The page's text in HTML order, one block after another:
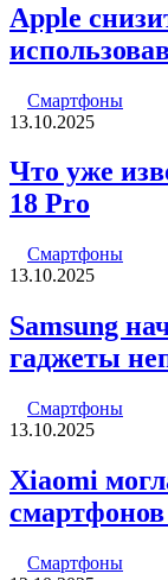
Apple
Смартфоны
13.10.2025
Что уже
18 Pro
Смартфоны
13.10.2025
Samsung
гаджеты
Смартфоны
13.10.2025
Xiaomi
Смартфоны